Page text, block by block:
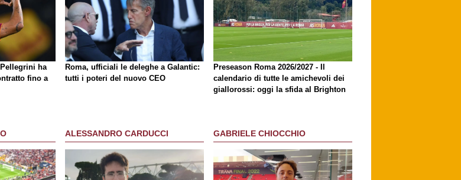
ha
fino a
Roma, ufficiali le deleghe a Galantic:
tutti i poteri del nuovo CEO
Preseason Roma 2026/2027 - Il
calendario di tutte le amichevoli dei
giallorossi: oggi la sfida al Brighton
ALESSANDRO CARDUCCI GABRIELE CHIOCCHIO